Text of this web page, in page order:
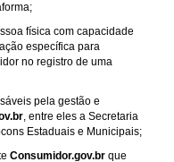
física com capacidade
específica para
no registro de uma
pela gestão e
, entre eles a Secretaria
Estaduais e Municipais;
Consumidor.gov.br que